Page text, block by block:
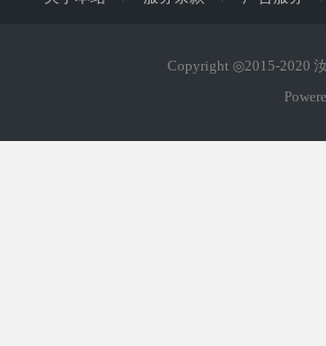
Copyright ◎2015-2020